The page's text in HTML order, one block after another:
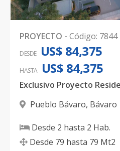
PROYECTO - Código: 7844
DESDE US$ 84,375
HASTA US$ 84,375
Pueblo Bávaro, Bávaro
Desde 2 hasta 2 Hab.
Desde 79 hasta 79 Mt2